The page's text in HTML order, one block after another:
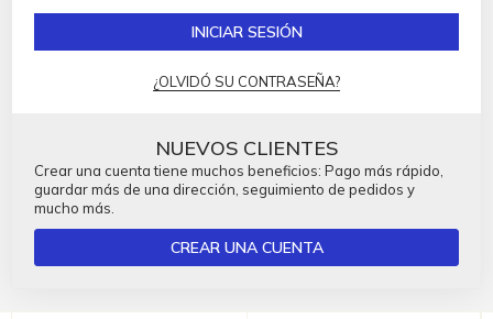
INICIAR SESIÓN
¿OLVIDÓ SU CONTRASEÑA?
NUEVOS CLIENTES
Crear una cuenta tiene muchos beneficios: Pago más rápido,
guardar más de una dirección, seguimiento de pedidos y
mucho más.
CREAR UNA CUENTA